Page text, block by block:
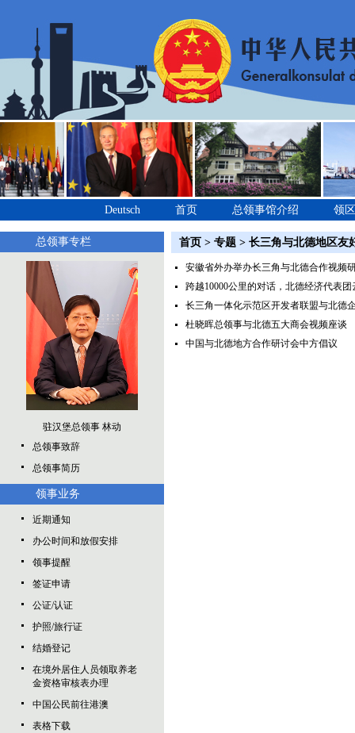
Deutsch 首页 总领事馆介绍 领
总领事专栏
驻汉堡总领事 林动
总领事致辞
总领事简历
领事业务
近期通知
办公时间和放假安排
领事提醒
签证申请
公证/认证
护照/旅行证
结婚登记
在境外居住人员领取养老
金资格审核表办理
中国公民前往港澳
表格下载
首页 > 专题 > 长三角与北德地区友
安徽省外办举办长三角与北德合作视频
跨越10000公里的对话，北德经济代表
长三角一体化示范区开发者联盟与北德
杜晓晖总领事与北德五大商会视频座谈
中国与北德地方合作研讨会中方倡议